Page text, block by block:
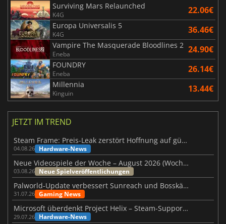
Surviving Mars Relaunched
K4G 22.06€
Europa Universalis 5
K4G 36.46€
Vampire The Masquerade Bloodlines 2
Eneba 24.90€
FOUNDRY
Eneba 26.14€
Millennia
Kinguin 13.44€
JETZT IM TREND
Steam Frame: Preis-Leak zerstört Hoffnung auf günstiges VR-Headset
04.08.26 Hardware-News
Neue Videospiele der Woche – August 2026 (Woche 32)
03.08.26 Neue Spielveröffentlichungen
Palworld-Update verbessert Sunreach und Bosskämpfe deutlich
31.07.26 Gaming News
Microsoft überdenkt Project Helix – Steam-Support gefährdet
29.07.26 Hardware-News